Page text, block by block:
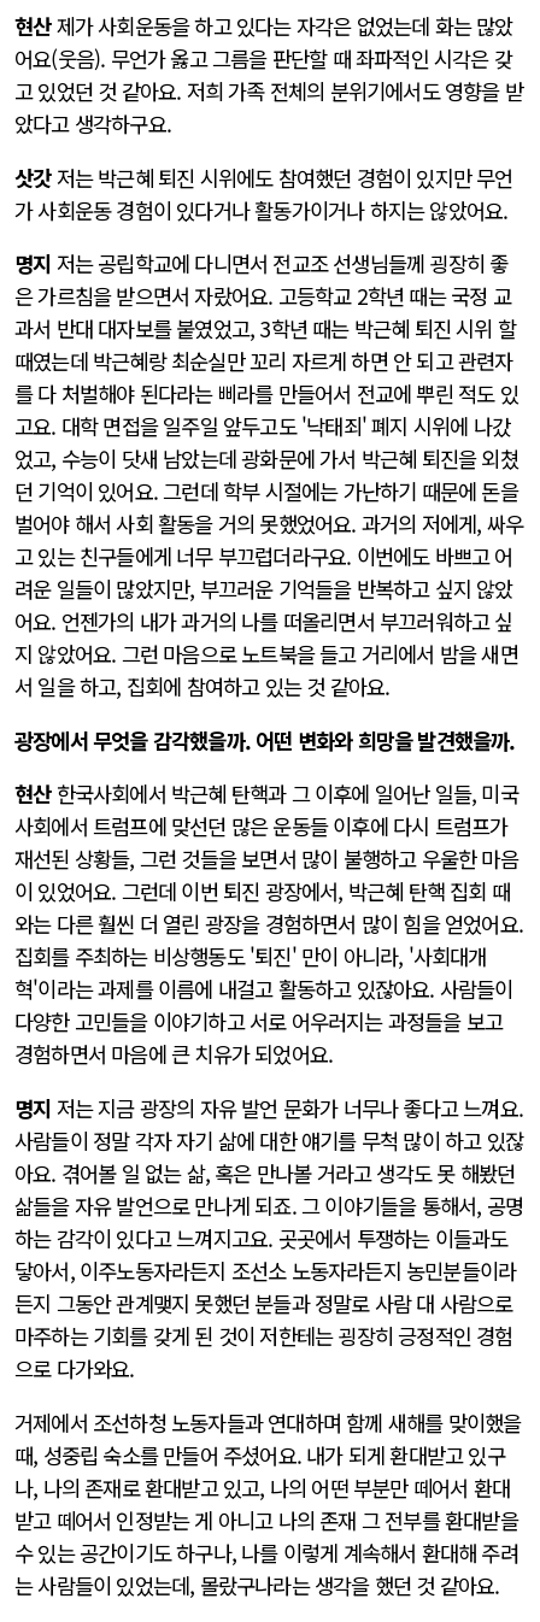
현산제가 사회운동을 하고 있다는 자각은 없었는데 화는 많았
어요(웃음). 무언가 옳고 그름을 판단할 때 좌파적인 시각은 갖
고 있었던 것 같아요. 저희 가족 전체의 분위기에서도 영향을 받
았다고 생각하구요.
삿갓저는 박근혜 퇴진 시위에도 참여했던 경험이 있지만 무언
가 사회운동 경험이 있다거나 활동가이거나 하지는 않았어요.
명지 저는 공립학교에 다니면서 전교조 선생님들께 굉장히 좋
은 가르침을 받으면서 자랐어요. 고등학교 2학년 때는 국정 교
과서 반대 대자보를 붙였었고, 3학년 때는 박근혜 퇴진 시위 할
때였는데 박근혜랑 최순실만 꼬리 자르게 하면 안 되고 관련자
를 다 처벌해야 된다라는 삐라를 만들어서 전교에 뿌린 적도 있
고요. 대학 면접을 일주일 앞두고도 '낙태죄' 폐지 시위에 나갔
었고, 수능이 닷새 남았는데 광화문에 가서 박근혜 퇴진을 외쳤
던 기억이 있어요. 그런데 학부 시절에는 가난하기 때문에 돈을
벌어야 해서 사회 활동을 거의 못했었어요. 과거의 저에게, 싸우
고 있는 친구들에게 너무 부끄럽더라구요. 이번에도 바쁘고 어
려운 일들이 많았지만, 부끄러운 기억들을 반복하고 싶지 않았
어요. 언젠가의 내가 과거의 나를 떠올리면서 부끄러워하고 싶
지 않았어요. 그런 마음으로 노트북을 들고 거리에서 밤을 새면
서 일을 하고, 집회에 참여하고 있는 것 같아요.
광장에서 무엇을 감각했을까. 어떤 변화와 희망을 발견했을까.
현산한국사회에서 박근혜 탄핵과 그 이후에 일어난 일들, 미국
사회에서 트럼프에 맞선던 많은 운동들 이후에 다시 트럼프가
재선된 상황들, 그런 것들을 보면서 많이 불행하고 우울한 마음
이 있었어요. 그런데 이번 퇴진 광장에서, 박근혜 탄핵 집회 때
와는 다른 훨씬 더 열린 광장을 경험하면서 많이 힘을 얻었어요.
집회를 주최하는 비상행동도 '퇴진' 만이 아니라, '사회대개
혁'이라는 과제를 이름에 내걸고 활동하고 있잖아요. 사람들이
다양한 고민들을 이야기하고 서로 어우러지는 과정들을 보고
경험하면서 마음에 큰 치유가 되었어요.
명지 저는 지금 광장의 자유 발언 문화가 너무나 좋다고 느껴요.
사람들이 정말 각자 자기 삶에 대한 얘기를 무척 많이 하고 있잖
아요. 겪어볼 일 없는 삶, 혹은 만나볼 거라고 생각도 못 해봤던
삶들을 자유 발언으로 만나게 되죠. 그 이야기들을 통해서, 공명
하는 감각이 있다고 느껴지고요. 곳곳에서 투쟁하는 이들과도
닿아서, 이주노동자라든지 조선소 노동자라든지 농민분들이라
든지 그동안 관계맺지 못했던 분들과 정말로 사람 대 사람으로
마주하는 기회를 갖게 된 것이 저한테는 굉장히 긍정적인 경험
으로 다가와요.
거제에서 조선하청 노동자들과 연대하며 함께 새해를 맞이했을
때, 성중립 숙소를 만들어 주셨어요. 내가 되게 환대받고 있구
나, 나의 존재로 환대받고 있고, 나의 어떤 부분만 떼어서 환대
받고 떼어서 인정받는 게 아니고 나의 존재 그 전부를 환대받을
수 있는 공간이기도 하구나, 나를 이렇게 계속해서 환대해 주려
는 사람들이 있었는데, 몰랐구나라는 생각을 했던 것 같아요.